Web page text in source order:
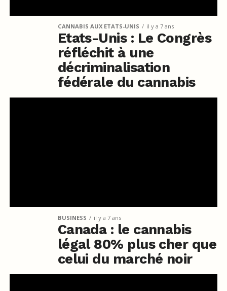
CANNABIS AUX ETATS-UNIS il y a 7 ans
Etats-Unis : Le Congrès
réfléchit à une
décriminalisation
fédérale du cannabis
BUSINESS il y a 7 ans
Canada : le cannabis
légal 80% plus cher que
celui du marché noir